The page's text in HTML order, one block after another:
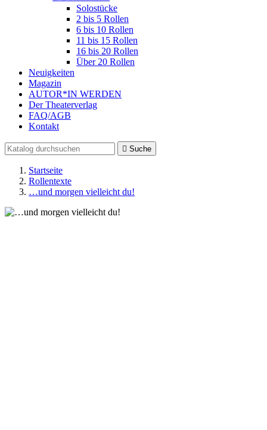
Solostücke
2 bis 5 Rollen
6 bis 10 Rollen
11 bis 15 Rollen
16 bis 20 Rollen
Über 20 Rollen
Neuigkeiten
Magazin
AUTOR*IN WERDEN
Der Theaterverlag
FAQ/AGB
Kontakt
 Suche
Startseite
Rollentexte
…und morgen vielleicht du!